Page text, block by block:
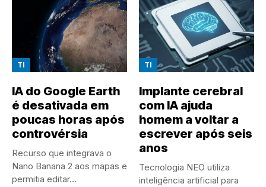
TI
IA do Google Earth
é desativada em
poucas horas após
controvérsia
Recurso que integrava o
Nano Banana 2 aos mapas e
permitia editar...
TI
Implante cerebral
com IA ajuda
homem a voltar a
escrever após seis
anos
Tecnologia NEO utiliza
inteligência artificial para